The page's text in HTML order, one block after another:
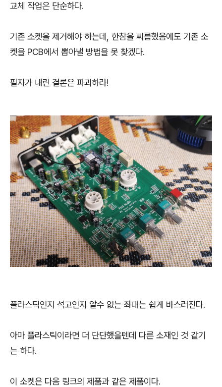
교체 작업은 단순하다.
기존 소켓을 제거해야 하는데, 한참을 씨름했음에도 기존 소
켓을 PCB에서 뽑아낼 방법을 못 찾겠다.
필자가 내린 결론은 파괴하라!
플라스틱인지 석고인지 알수 없는 좌대는 쉽게 바스러진다.
아마 플라스틱이라면 더 단단했을텐데 다른 소재인 것 같기
는 하다.
이 소켓은 다음 링크의 제품과 같은 제품이다.